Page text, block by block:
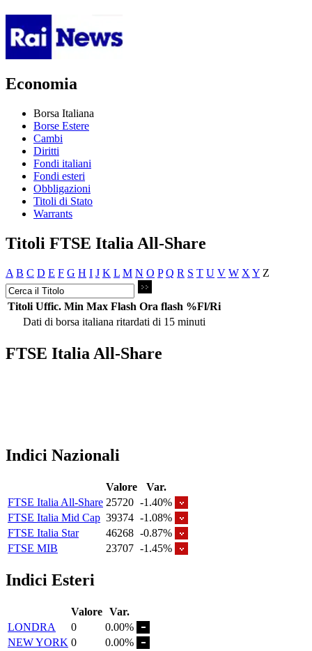
Economia
Borsa Italiana
Borse Estere
Cambi
Diritti
Fondi italiani
Fondi esteri
Obbligazioni
Titoli di Stato
Warrants
Titoli FTSE Italia All-Share
A B C D E F G H I J K L M N O P Q R S T U V W X Y Z
Titoli Uffic. Min Max Flash Ora flash %Fl/Ri
Dati di borsa italiana ritardati di 15 minuti
FTSE Italia All-Share
Indici Nazionali
Valore
Var.
FTSE Italia All-Share 25720 -1.40%
FTSE Italia Mid Cap 39374 -1.08%
FTSE Italia Star
46268 -0.87%
FTSE MIB
23707 -1.45%
Indici Esteri
Valore Var.
LONDRA
0
0.00%
NEW YORK 0
0.00%